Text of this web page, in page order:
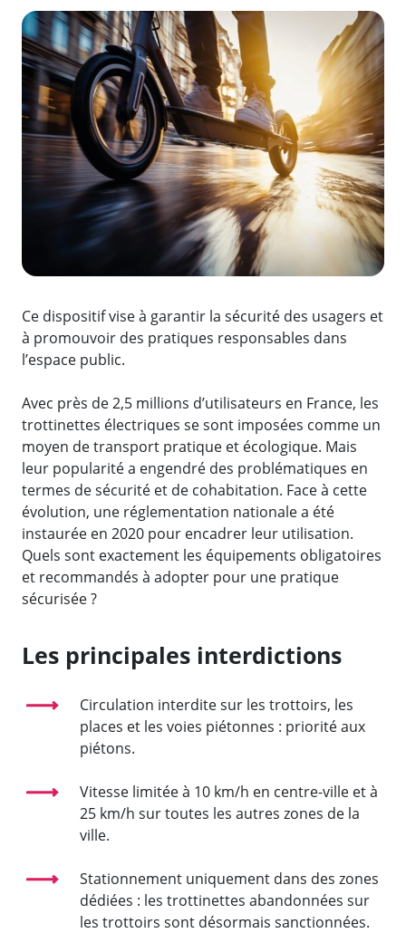
Zoom de l'image
Ce dispositif vise à garantir la sécurité des usagers et
à promouvoir des pratiques responsables dans
l’espace public.
Avec près de 2,5 millions d’utilisateurs en France, les
trottinettes électriques se sont imposées comme un
moyen de transport pratique et écologique. Mais
leur popularité a engendré des problématiques en
termes de sécurité et de cohabitation. Face à cette
évolution, une réglementation nationale a été
instaurée en 2020 pour encadrer leur utilisation.
Quels sont exactement les équipements obligatoires
et recommandés à adopter pour une pratique
sécurisée ?
Les principales interdictions
Circulation interdite sur les trottoirs, les
places et les voies piétonnes : priorité aux
piétons.
Vitesse limitée à 10 km/h en centre-ville et à
25 km/h sur toutes les autres zones de la
ville.
Stationnement uniquement dans des zones
dédiées : les trottinettes abandonnées sur
les trottoirs sont désormais sanctionnées.